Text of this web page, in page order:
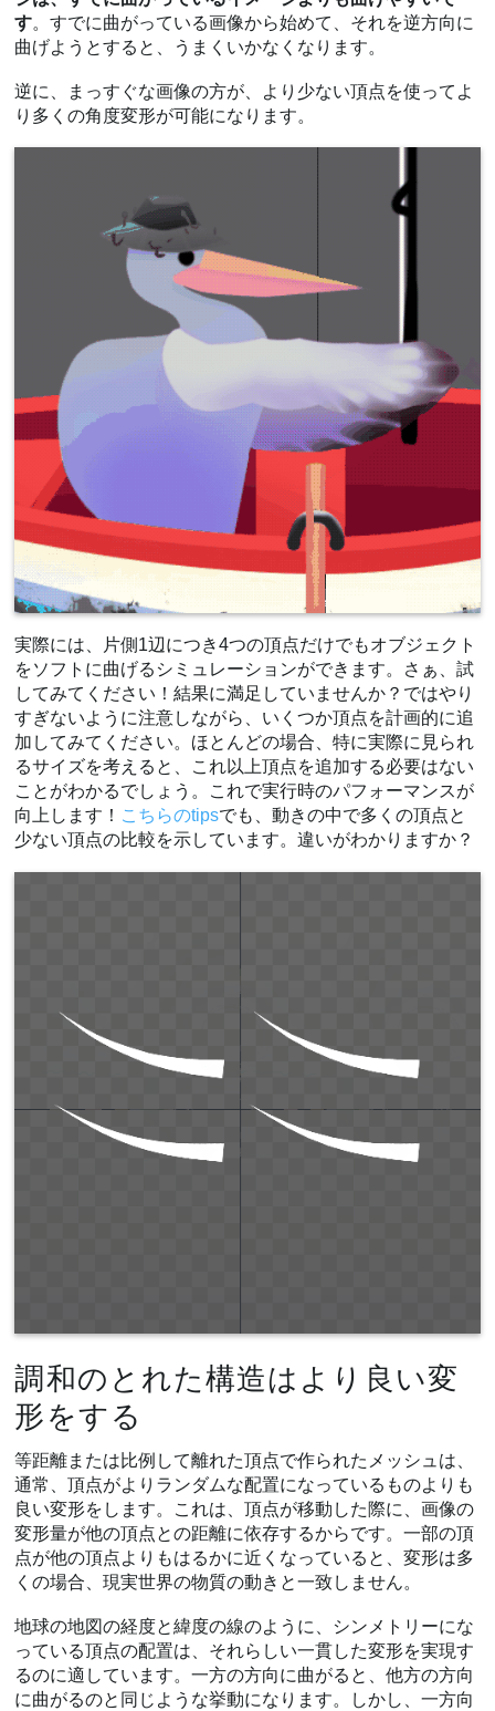
す。すでに曲がっている画像から始めて、それを逆方向に
曲げようとすると、うまくいかなくなります。
逆に、まっすぐな画像の方が、より少ない頂点を使ってよ
り多くの角度変形が可能になります。
実際には、片側1辺につき4つの頂点だけでもオブジェクト
をソフトに曲げるシミュレーションができます。さぁ、試
してみてください！結果に満足していませんか？ではやり
すぎないように注意しながら、いくつか頂点を計画的に追
加してみてください。ほとんどの場合、特に実際に見られ
るサイズを考えると、これ以上頂点を追加する必要はない
ことがわかるでしょう。これで実行時のパフォーマンスが
向上します！ こちらのtipsでも、動きの中で多くの頂点と
少ない頂点の比較を示しています。違いがわかりますか？
調和のとれた構造はより良い変
形をする
等距離または比例して離れた頂点で作られたメッシュは、
通常、頂点がよりランダムな配置になっているものよりも
良い変形をします。これは、頂点が移動した際に、画像の
変形量が他の頂点との距離に依存するからです。一部の頂
点が他の頂点よりもはるかに近くなっていると、変形は多
くの場合、現実世界の物質の動きと一致しません。
地球の地図の経度と緯度の線のように、シンメトリーにな
っている頂点の配置は、それらしい一貫した変形を実現す
るのに適しています。一方の方向に曲がると、他方の方向
に曲がるのと同じような挙動になります。しかし、一方向